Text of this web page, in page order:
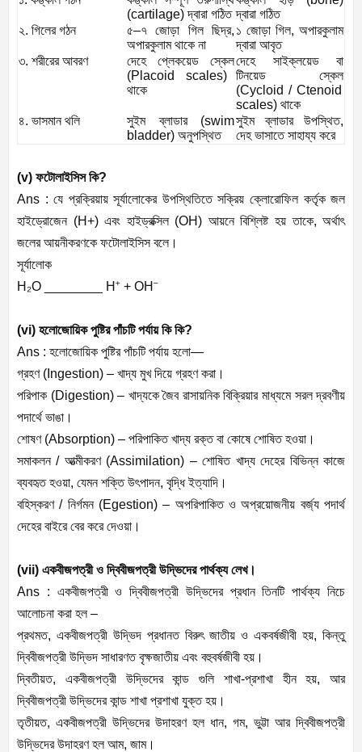
(cartilage)দ্বারা গঠিত দ্বারা গঠিত
২. গিলের গঠন ৫–৭ জোড়া গিল ছিদ্র,
অপারকুলাম থাকে না
১ জোড়া গিল, অপারকুলাম
দ্বারা আবৃত
৩. শরীরের আবরণ দেহে প্লেকয়েড
স্কেল
(Placoid scales)
থাকে
দেহে সাইক্লয়েড
বা
টিনয়েড
স্কেল
(Cycloid / Ctenoid
scales) থাকে
৪. ভাসমান থলি সুইম ব্লাডার(swim
bladder) অনুপস্থিত
সুইম ব্লাডার উপস্থিত,
দেহ ভাসাতে সাহায্য করে
(v) ফটোলাইসিস কি?
Ans : যে প্রক্রিয়ায় সূর্যালােকের উপস্থিতিতে সক্রিয় ক্লোরােফিল কর্তৃক জল
হাইড্রোজেন(H+)এবং হাইড্রক্সিল(OH) আয়নে বিশ্লিষ্ট হয় তাকে,অর্থাৎ
জলের আয়নীকরণকে ফটোলাইসিস বলে।
সূর্যালোক
H ₂O ________ H⁺ + OH⁻
(vi) হলোজোয়িক পুষ্টির পাঁচটি পর্যায় কি কি?
Ans : হলোজোয়িক পুষ্টির পাঁচটি পর্যায় হলো—
গ্রহণ( Ingestion) – খাদ্য মুখ দিয়ে গ্রহণ করা।
পরিপাক (Digestion) – খাদ্যকে জৈব রাসায়নিক বিক্রিয়ার মাধ্যমে সরল দ্রবণীয়
পদার্থে ভাঙা।
শোষণ(Absorption) – পরিপাকিত খাদ্য রক্ত বা কোষে শোষিত হওয়া।
সমাকলন/ আত্মীকরণ(Assimilation) –শোষিত খাদ্য দেহের বিভিন্ন কাজে
ব্যবহৃত হওয়া, যেমন শক্তি উৎপাদন, বৃদ্ধি ইত্যাদি।
বহিস্করণ/ নির্গমন(Egestion) – অপরিপাকিত ও অপ্রয়োজনীয় বর্জ্য পদার্থ
দেহের বাইরে বের করে দেওয়া।
(vii) একবীজপত্রী ও দ্বিবীজপত্রী উদ্ভিদের পার্থক্য লেখ।
Ans : একবীজপত্রী ও দ্বিবীজপত্রী উদ্ভিদের প্রধান তিনটি পার্থক্য নিচে
আলোচনা করা হল–
প্রথমত, একবীজপত্রী উদ্ভিদ প্রধানত বিরুৎ জাতীয় ও একবর্ষজীবী হয়,কিন্তু
দ্বিবীজপত্রী উদ্ভিদ সাধারণত বৃক্ষজাতীয় এবং বহুবর্ষজীবী হয়।
দ্বিতীয়ত, একবীজপত্রী উদ্ভিদের কান্ড গুলি শাখা-প্রশাখা হীন হয়, আর
দ্বিবীজপত্রী উদ্ভিদের কান্ড শাখা প্রশাখা যুক্ত হয়।
তৃতীয়ত, একবীজপত্রী উদ্ভিদের উদাহরণ হল ধান, গম, ভুট্টা আর দ্বিবীজপত্রী
উদ্ভিদের উদাহরণ হল আম, জাম।